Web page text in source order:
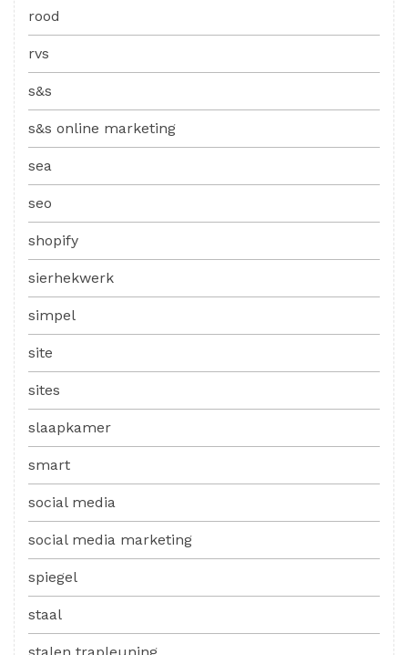
rood
rvs
s&s
s&s online marketing
sea
seo
shopify
sierhekwerk
simpel
site
sites
slaapkamer
smart
social media
social media marketing
spiegel
staal